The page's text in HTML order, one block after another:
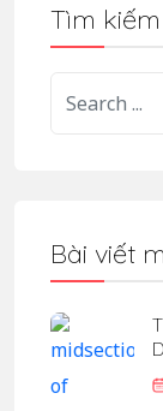
Tìm kiếm
Bài viết